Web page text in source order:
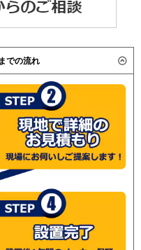
での流れ